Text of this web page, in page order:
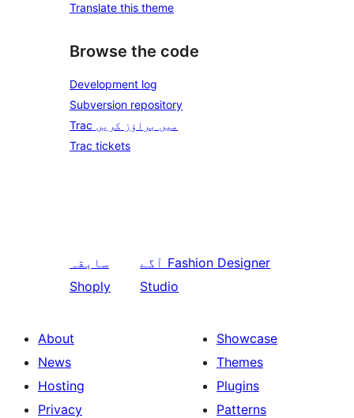
Translate this theme
Browse the code
Development log
Subversion repository
Trac میں براؤز کریں
Trac tickets
سابقہ
Shoply
آگے Fashion Designer
Studio
About
News
Hosting
Privacy
Showcase
Themes
Plugins
Patterns